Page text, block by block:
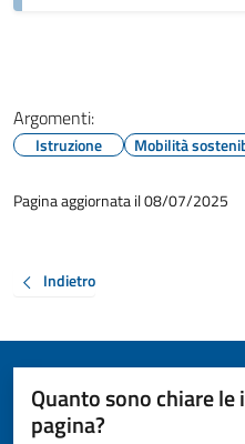
Argomenti:
Istruzione Mobilità
Pagina aggiornata il 08/07/2025
Indietro
Quanto sono chiare
pagina?